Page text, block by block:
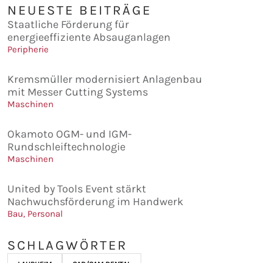
NEUESTE BEITRÄGE
Staatliche Förderung für
energieeffiziente Absauganlagen
Peripherie
Kremsmüller modernisiert Anlagenbau
mit Messer Cutting Systems
Maschinen
Okamoto OGM- und IGM-
Rundschleiftechnologie
Maschinen
United by Tools Event stärkt
Nachwuchsförderung im Handwerk
Bau, Personal
SCHLAGWÖRTER